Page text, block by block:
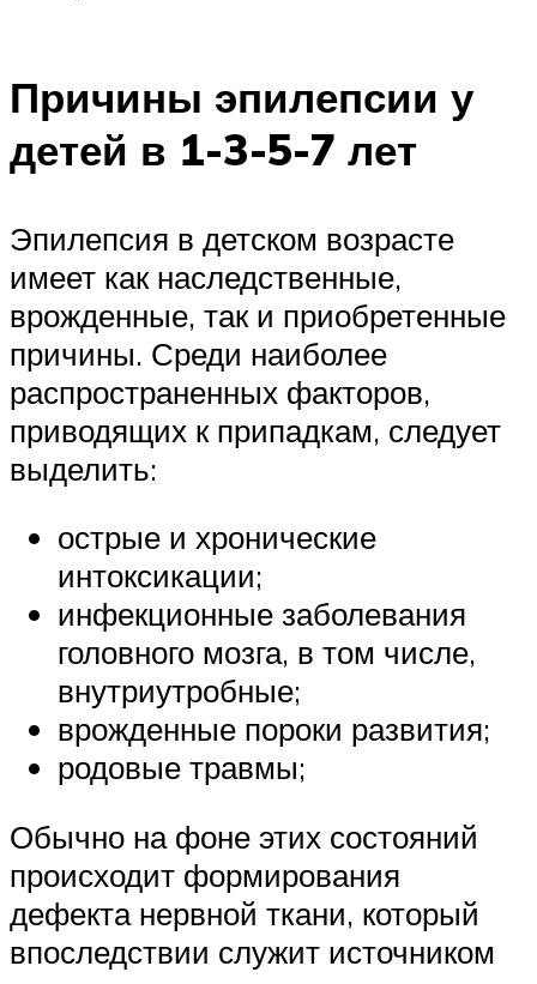
Причины эпилепсии у
детей в 1-3-5-7 лет
Эпилепсия в детском возрасте
имеет как наследственные,
врожденные, так и приобретенные
причины. Среди наиболее
распространенных факторов,
приводящих к припадкам, следует
выделить:
острые и хронические
интоксикации;
инфекционные заболевания
головного мозга, в том числе,
внутриутробные;
врожденные пороки развития;
родовые травмы;
Обычно на фоне этих состояний
происходит формирования
дефекта нервной ткани, который
впоследствии служит источником